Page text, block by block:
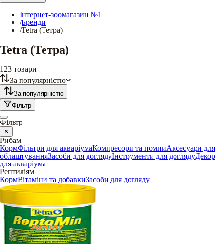
Інтернет-зоомагазин №1
/Бренди
/Tetra (Тетра)
Tetra (Тетра)
123 товари
За популярністю
За популярністю
Фільтр
Фільтр
Рибам
КормФільтри для акваріумаКомпресори та помпиАксесуари для
облаштуванняЗасоби для доглядуІнструменти для доглядуДекор
для акваріума
Рептиліям
КормВітаміни та добавкиЗасоби для догляду